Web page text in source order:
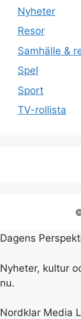
Nyheter
Resor
Samhälle &
Spel
Sport
TV-rollista
Dagens
Nyheter, kultur
nu.
Nordklar Media